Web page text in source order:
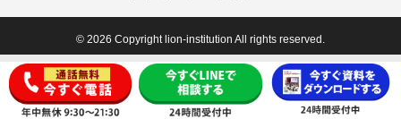
© 2026 Copyright lion-institution All rights reserved.